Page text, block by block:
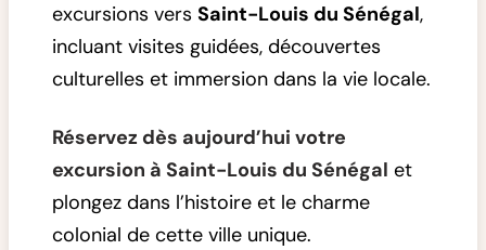
excursions vers Saint-Louis du Sénégal,
incluant visites guidées, découvertes
culturelles et immersion dans la vie locale.
Réservez dès aujourd’hui votre
excursion à Saint-Louis du Sénégal et
plongez dans l’histoire et le charme
colonial de cette ville unique.